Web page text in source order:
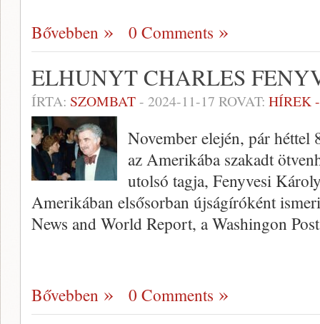
Bővebben 0 Comments
ELHUNYT CHARLES
ÍRTA: SZOMBAT- 2024-11-17 ROVAT: HÍREK
November elején, pár héttel
az Amerikába szakadt
utolsó tagja, Fenyvesi
Amerikában elsősorban újságíróként
News and World Report, a Washingon
Bővebben 0 Comments